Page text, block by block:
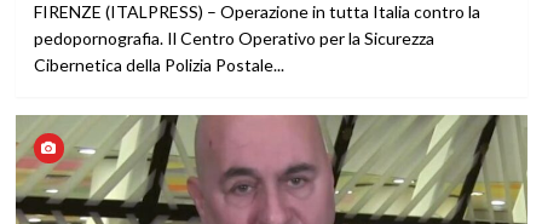
FIRENZE (ITALPRESS) – Operazione in tutta Italia contro la
pedopornografia. Il Centro Operativo per la Sicurezza
Cibernetica della Polizia Postale...